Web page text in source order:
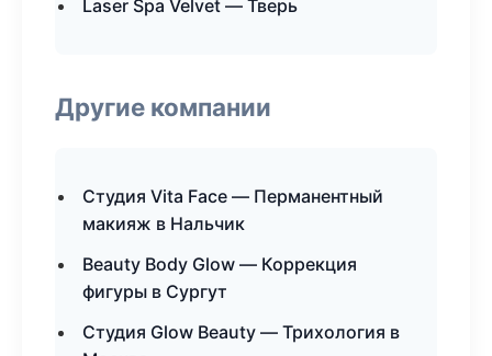
Laser Spa Velvet — Тверь
Другие компании
Студия Vita Face — Перманентный
макияж в Нальчик
Beauty Body Glow — Коррекция
фигуры в Сургут
Студия Glow Beauty — Трихология в